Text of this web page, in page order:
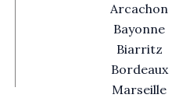
Arcachon
Bayonne
Biarritz
Bordeaux
Marseille